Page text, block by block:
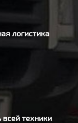
логистика
техники